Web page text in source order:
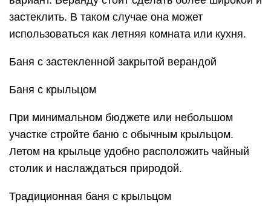
застеклить. В таком случае она может
использоваться как летняя комната или кухня.
Баня с застекленной закрытой верандой
Баня с крыльцом
При минимальном бюджете или небольшом
участке стройте баню с обычным крыльцом.
Летом на крыльце удобно расположить чайный
столик и наслаждаться природой.
Традиционная баня с крыльцом